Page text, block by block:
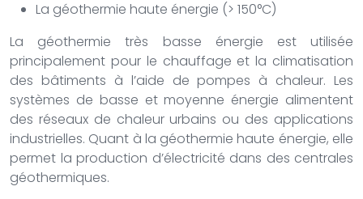
La géothermie haute énergie (> 150°C)
La géothermie très basse énergie est utilisée
principalement pour le chauffage et la climatisation
des bâtiments à l’aide de pompes à chaleur. Les
systèmes de basse et moyenne énergie alimentent
des réseaux de chaleur urbains ou des applications
industrielles. Quant à la géothermie haute énergie, elle
permet la production d’électricité dans des centrales
géothermiques.